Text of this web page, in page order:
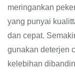
meringankan
yang punyai
dan cepat.
gunakan deterjen
kelebihan